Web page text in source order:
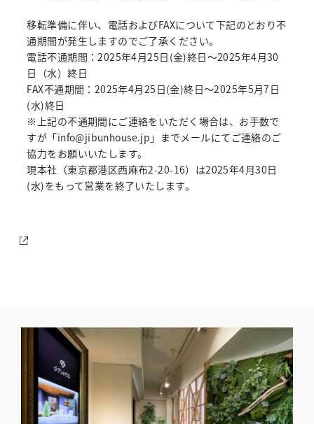
移転準備に伴い、電話およびFAXについて下記のとおり不
通期間が発生しますのでご了承ください。
電話不通期間：2025年4月25日(金)終日～2025年4月30
日（水）終日
FAX不通期間：2025年4月25日(金)終日～2025年5月7日
(水)終日
※上記の不通期間にご連絡をいただく場合は、お手数で
すが「info@jibunhouse.jp」までメールにてご連絡のご
協力をお願いいたします。
現本社（東京都港区西麻布2-20-16）は2025年4月30日
(水)をもって営業を終了いたします。